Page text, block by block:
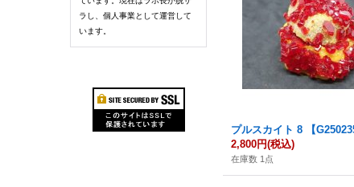
ラし、個人事業として運営して
います。
プルスカイト 8 【
2,800円(税込)
在庫数 1点